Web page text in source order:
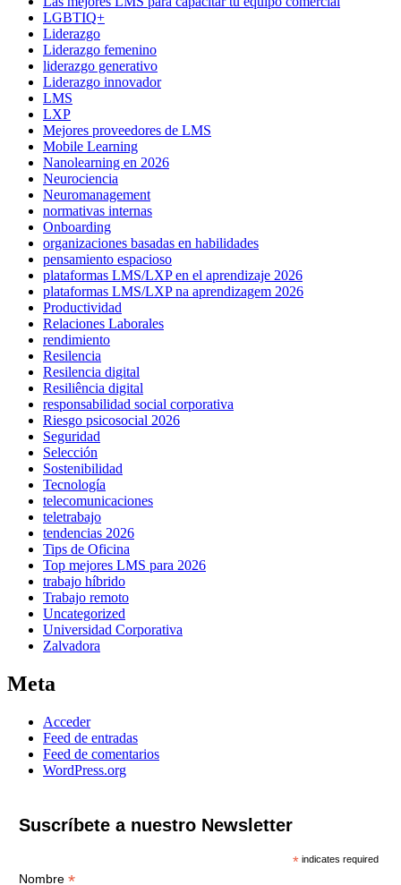
LGBTIQ+
Liderazgo
Liderazgo femenino
liderazgo generativo
Liderazgo innovador
LMS
LXP
Mejores proveedores de LMS
Mobile Learning
Nanolearning en 2026
Neurociencia
Neuromanagement
normativas internas
Onboarding
organizaciones basadas en habilidades
pensamiento espacioso
plataformas LMS/LXP en el aprendizaje 2026
plataformas LMS/LXP na aprendizagem 2026
Productividad
Relaciones Laborales
rendimiento
Resilencia
Resilencia digital
Resiliência digital
responsabilidad social corporativa
Riesgo psicosocial 2026
Seguridad
Selección
Sostenibilidad
Tecnología
telecomunicaciones
teletrabajo
tendencias 2026
Tips de Oficina
Top mejores LMS para 2026
trabajo híbrido
Trabajo remoto
Uncategorized
Universidad Corporativa
Zalvadora
Meta
Acceder
Feed de entradas
Feed de comentarios
WordPress.org
Suscríbete a nuestro Newsletter
* indicates required
Nombre